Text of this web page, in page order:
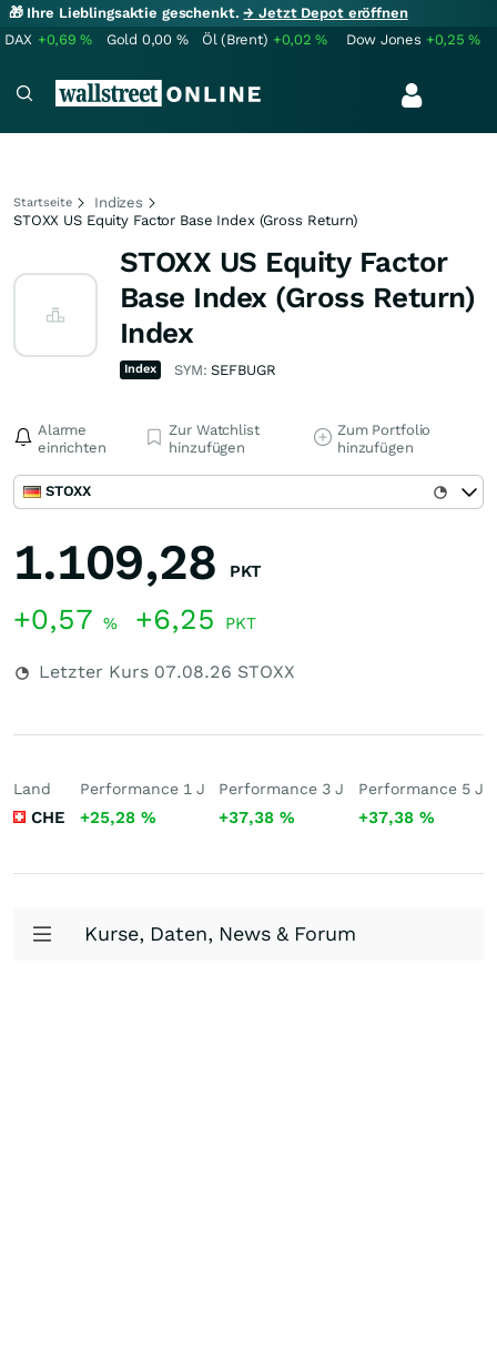
🎁 Ihre Lieblingsaktie geschenkt.→ Jetzt Depot eröffnen
DAX +0,69% Gold 0,00 % Öl (Brent) +0,02% Dow Jones +0,25%
Startseite
Indizes
STOXX US Equity Factor Base Index (Gross Return)
STOXX US Equity Factor
Base Index (Gross Return)
Index
Index SYM:SEFBUGR
Alarme
einrichten
Zur Watchlist
hinzufügen
Zum Portfolio
hinzufügen
STOXX
1.109,28 PKT
+0,57 % +6,25 PKT
Letzter Kurs 07.08.26 STOXX
Land
CHE
Performance 1 J
+25,28 %
Performance 3 J
+37,38%
Performance 5 J
+37,38 %
Kurse, Daten, News & Forum